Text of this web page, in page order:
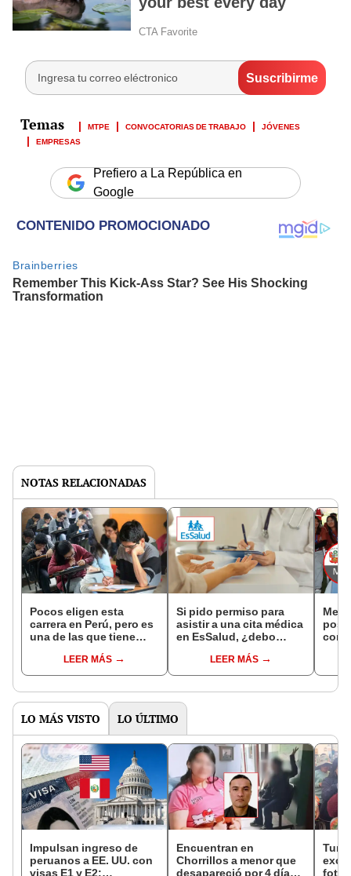
MTPE CONVOCATORIAS DE TRABAJO
JÓVENES
EMPRESAS
Prefiero a La República en
Google
NOTAS RELACIONADAS
Pocos eligen esta
carrera en Perú, pero es
una de las que tiene
y sus egresados ganan
más de S/ 7.000
LEER MÁS
Si pido permiso para
asistir a una cita médica
en EsSalud, ¿debo
el trabajo?LEER MÁS
UNI
LO MÁS VISTO LO ÚLTIMO
Impulsan ingreso de
peruanos a EE. UU. con
visas E1 y E2:
Encuentran en
Chorrillos a menor que
desapareció por 4 días